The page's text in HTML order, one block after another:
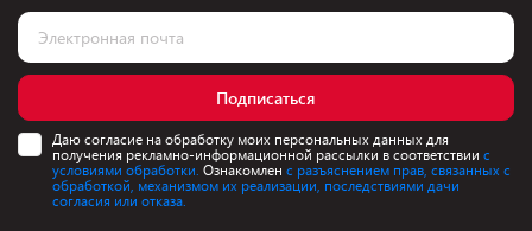
Подписаться
Даю согласие на обработку моих персональных данных для
получения рекламно-информационной рассылки в соответствии с
условиями обработки. Ознакомлен с разъяснением прав, связанных с
обработкой, механизмом их реализации, последствиями дачи
согласия или отказа.